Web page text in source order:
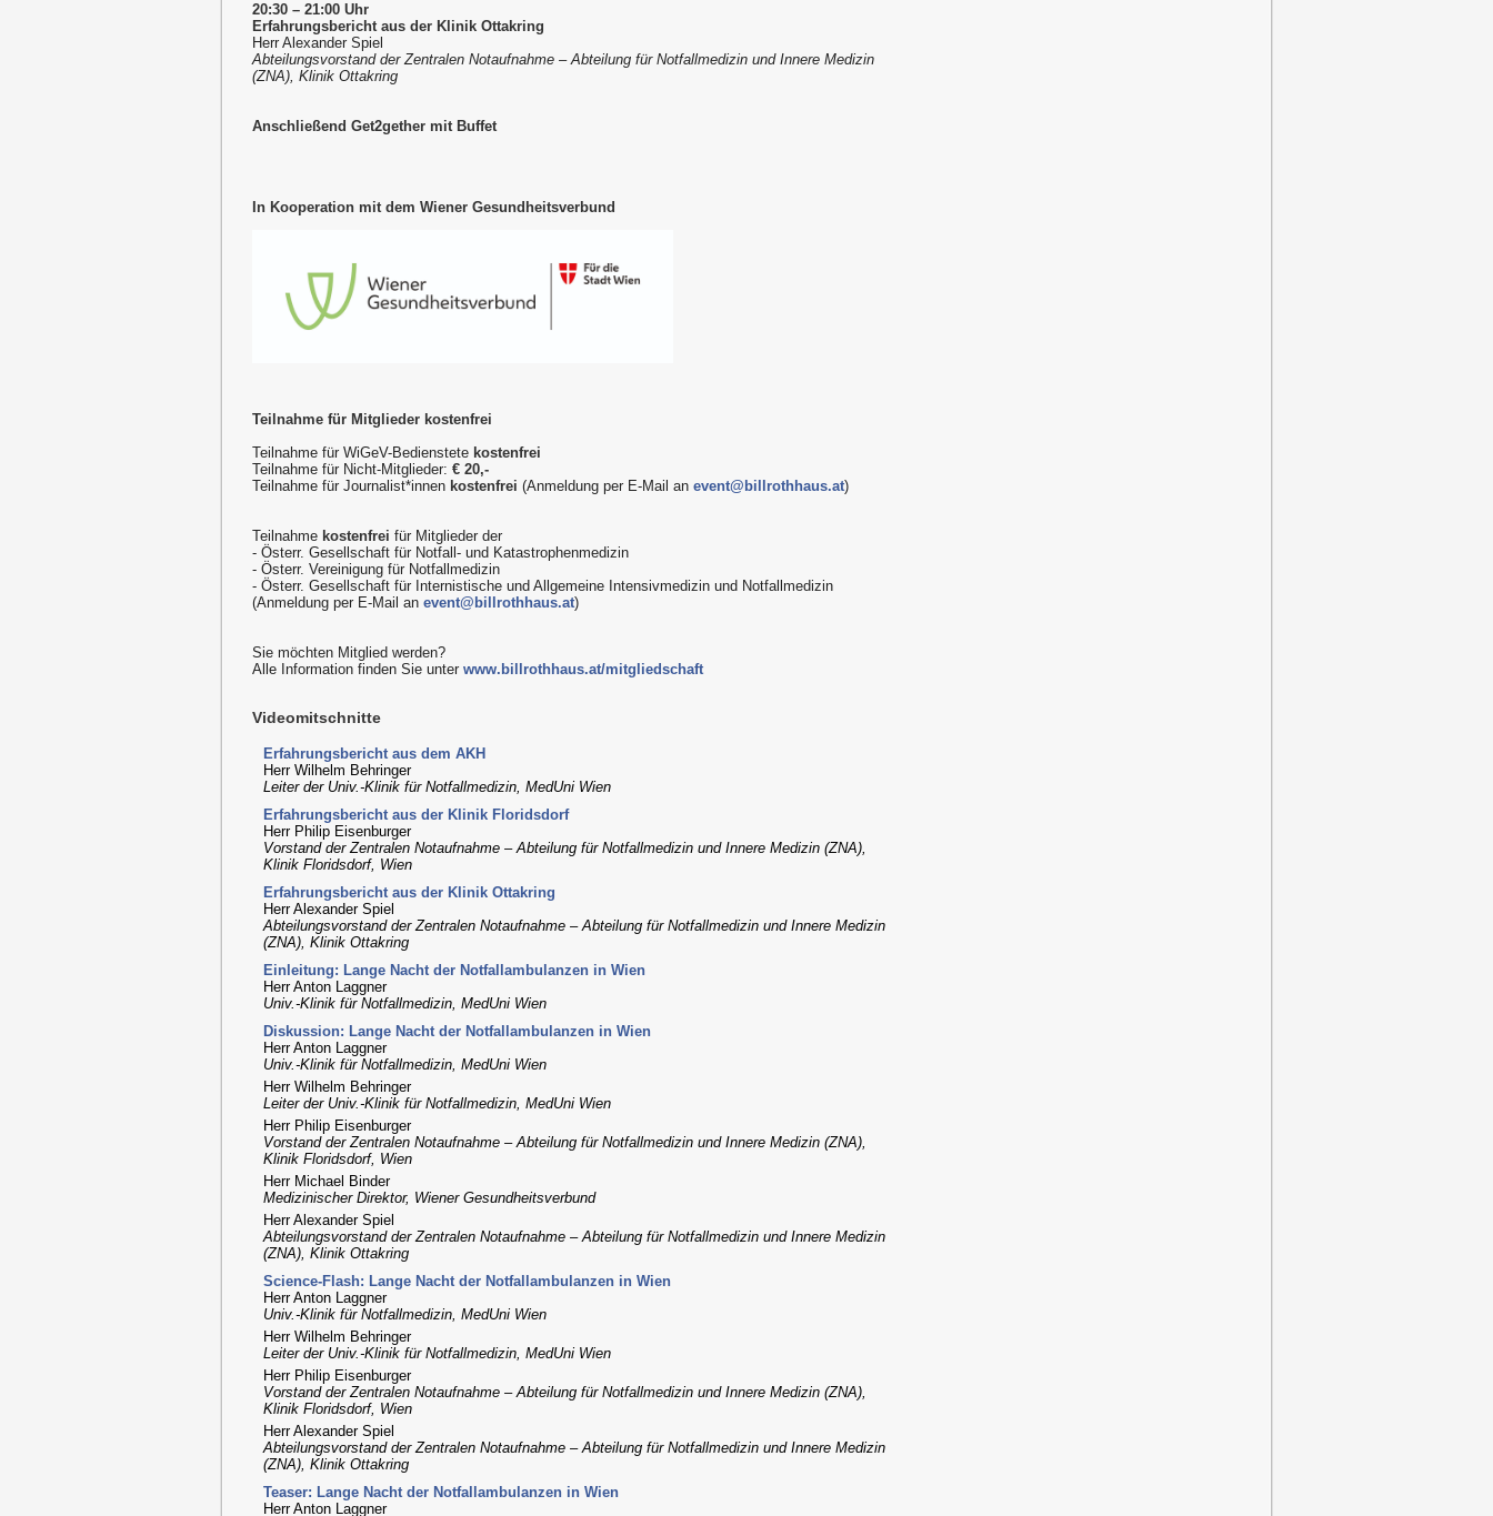
20:30 – 21:00 Uhr
Erfahrungsbericht aus der Klinik Ottakring
Herr Alexander Spiel
Abteilungsvorstand der Zentralen Notaufnahme – Abteilung für Notfallmedizin und Innere Medizin
(ZNA), Klinik Ottakring
Anschließend Get2gether mit Buffet
In Kooperation mit dem Wiener Gesundheitsverbund
Teilnahme für Mitglieder kostenfrei
Teilnahme für WiGeV-Bedienstete kostenfrei
Teilnahme für Nicht-Mitglieder: € 20,-
Teilnahme für Journalist*innen kostenfrei (Anmeldung per E-Mail an event@billrothhaus.at)
Teilnahme kostenfrei für Mitglieder der
- Österr. Gesellschaft für Notfall- und Katastrophenmedizin
- Österr. Vereinigung für Notfallmedizin
- Österr. Gesellschaft für Internistische und Allgemeine Intensivmedizin und Notfallmedizin
(Anmeldung per E-Mail an event@billrothhaus.at)
Sie möchten Mitglied werden?
Alle Information finden Sie unter www.billrothhaus.at/mitgliedschaft
Videomitschnitte
Erfahrungsbericht aus dem AKH
Herr Wilhelm Behringer
Leiter der Univ.-Klinik für Notfallmedizin, MedUni Wien
Erfahrungsbericht aus der Klinik Floridsdorf
Herr Philip Eisenburger
Vorstand der Zentralen Notaufnahme – Abteilung für Notfallmedizin und Innere Medizin (ZNA),
Klinik Floridsdorf, Wien
Erfahrungsbericht aus der Klinik Ottakring
Herr Alexander Spiel
Abteilungsvorstand der Zentralen Notaufnahme – Abteilung für Notfallmedizin und Innere Medizin
(ZNA), Klinik Ottakring
Einleitung: Lange Nacht der Notfallambulanzen in Wien
Herr Anton Laggner
Univ.-Klinik für Notfallmedizin, MedUni Wien
Diskussion: Lange Nacht der Notfallambulanzen in Wien
Herr Anton Laggner
Univ.-Klinik für Notfallmedizin, MedUni Wien
Herr Wilhelm Behringer
Leiter der Univ.-Klinik für Notfallmedizin, MedUni Wien
Herr Philip Eisenburger
Vorstand der Zentralen Notaufnahme – Abteilung für Notfallmedizin und Innere Medizin (ZNA),
Klinik Floridsdorf, Wien
Herr Michael Binder
Medizinischer Direktor, Wiener Gesundheitsverbund
Herr Alexander Spiel
Abteilungsvorstand der Zentralen Notaufnahme – Abteilung für Notfallmedizin und Innere Medizin
(ZNA), Klinik Ottakring
Science-Flash: Lange Nacht der Notfallambulanzen in Wien
Herr Anton Laggner
Univ.-Klinik für Notfallmedizin, MedUni Wien
Herr Wilhelm Behringer
Leiter der Univ.-Klinik für Notfallmedizin, MedUni Wien
Herr Philip Eisenburger
Vorstand der Zentralen Notaufnahme – Abteilung für Notfallmedizin und Innere Medizin (ZNA),
Klinik Floridsdorf, Wien
Herr Alexander Spiel
Abteilungsvorstand der Zentralen Notaufnahme – Abteilung für Notfallmedizin und Innere Medizin
(ZNA), Klinik Ottakring
Teaser: Lange Nacht der Notfallambulanzen in Wien
Herr Anton Laggner